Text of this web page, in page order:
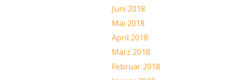
Juni 2018
Mai 2018
April 2018
März 2018
Februar 2018